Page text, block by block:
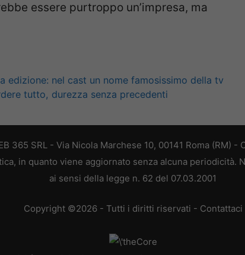
essere purtroppo un’impresa, ma
edizione: nel cast un nome famosissimo della tv
tutto, durezza senza precedenti
365 SRL - Via Nicola Marchese 10, 00141 Roma (RM) -
in quanto viene aggiornato senza alcuna
ai sensi della legge n. 62 del 07.03.2001
Copyright ©2026 - Tutti i diritti riservati - Contattaci